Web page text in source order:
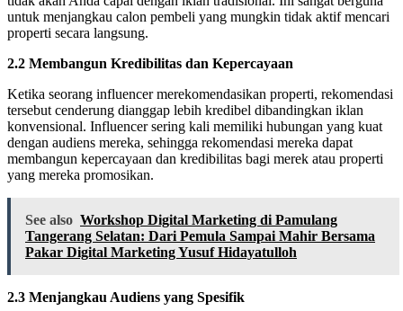
untuk menjangkau calon pembeli yang mungkin tidak aktif mencari
properti secara langsung.
2.2 Membangun Kredibilitas dan Kepercayaan
Ketika seorang influencer merekomendasikan properti, rekomendasi
tersebut cenderung dianggap lebih kredibel dibandingkan iklan
konvensional. Influencer sering kali memiliki hubungan yang kuat
dengan audiens mereka, sehingga rekomendasi mereka dapat
membangun kepercayaan dan kredibilitas bagi merek atau properti
yang mereka promosikan.
See also Workshop Digital Marketing di Pamulang
Tangerang Selatan: Dari Pemula Sampai Mahir Bersama
Pakar Digital Marketing Yusuf Hidayatulloh
2.3 Menjangkau Audiens yang Spesifik